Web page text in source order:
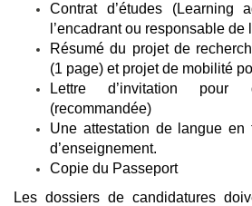
Contrat d’études (Learning
l’encadrant ou responsable de
Résumé du projet de
(1 page) et projet de mobilité
Lettre d’invitation pour
(recommandée)
Une attestation de langue
d’enseignement.
Copie du Passeport
Les dossiers de candidatures